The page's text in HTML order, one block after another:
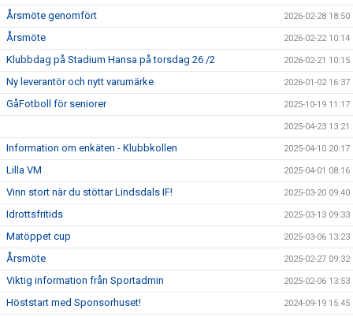
Årsmöte genomfört 2026-02-28 18:50
Årsmöte 2026-02-22 10:14
Klubbdag på Stadium Hansa på torsdag 26 /2 2026-02-21 10:15
Ny leverantör och nytt varumärke 2026-01-02 16:37
GåFotboll för seniorer 2025-10-19 11:17
2025-04-23 13:21
Information om enkäten - Klubbkollen 2025-04-10 20:17
Lilla VM 2025-04-01 08:16
Vinn stort när du stöttar Lindsdals IF! 2025-03-20 09:40
Idrottsfritids 2025-03-13 09:33
Matöppet cup 2025-03-06 13:23
Årsmöte 2025-02-27 09:32
Viktig information från Sportadmin 2025-02-06 13:53
Höststart med Sponsorhuset! 2024-09-19 15:45